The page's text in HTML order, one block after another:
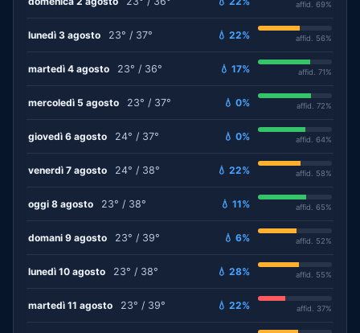
affid. 69%
lunedì 3 agosto 23° / 37° 💧 22% affid. 56%
martedì 4 agosto 23° / 36° 💧 17% affid. 71%
mercoledì 5 agosto 23° / 37° 💧 0% affid. 72%
giovedì 6 agosto 24° / 37° 💧 0% affid. 64%
venerdì 7 agosto 24° / 38° 💧 22% affid. 58%
oggi 8 agosto 23° / 38° 💧 11% affid. 65%
domani 9 agosto 23° / 39° 💧 6% affid. 52%
lunedì 10 agosto 23° / 38° 💧 28% affid. 55%
martedì 11 agosto 23° / 39° 💧 22% affid. 37%